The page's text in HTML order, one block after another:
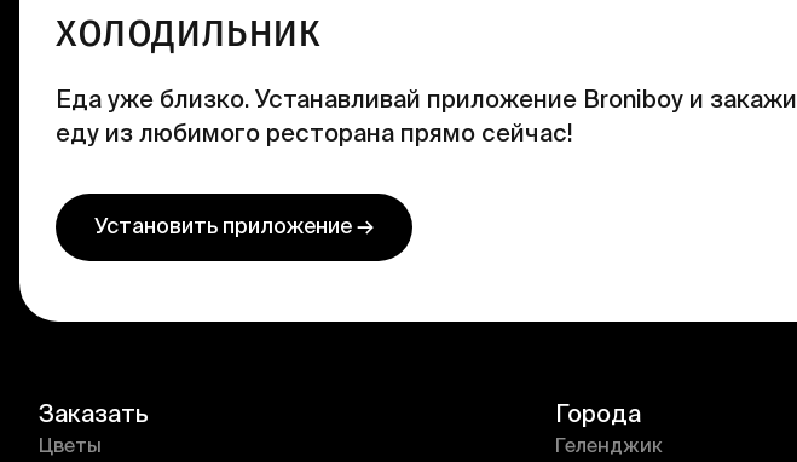
холодильник
Еда уже близко. Устанавливай приложение Broniboy и закажи
еду из любимого ресторана прямо сейчас!
Установить приложение →
Заказать
Цветы
Города
Геленджик